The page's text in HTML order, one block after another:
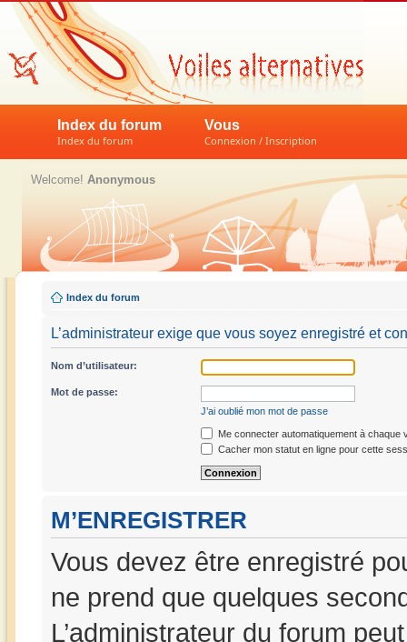
Index du forum
Index du forum
Vous
Connexion / Inscription
Welcome! Anonymous
Index du forum
L’administrateur exige que vous soyez enregistré et
Nom d’utilisateur:
Mot de passe:
J’ai oublié mon mot de passe
Me connecter automatiquement à chaque
Cacher mon statut en ligne pour cette
M’ENREGISTRER
Vous devez être enregistré
ne prend que quelques
L’administrateur du forum